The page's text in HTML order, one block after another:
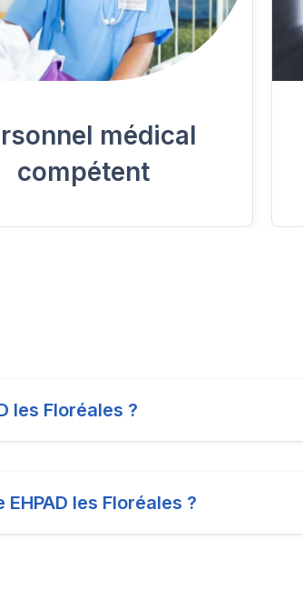
médical
compétent
les Floréales ?
les Floréales ?